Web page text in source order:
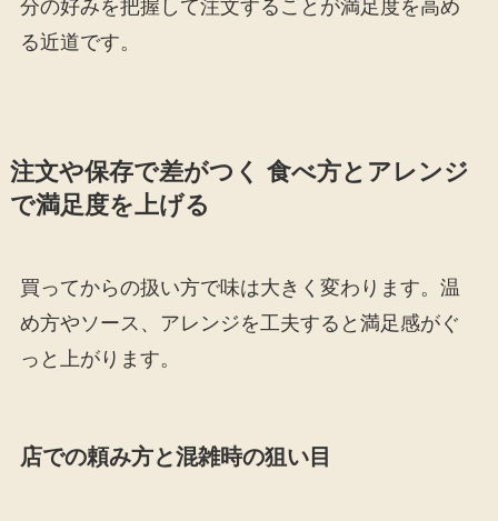
分の好みを把握して注文することが満足度を高め
る近道です。
注文や保存で差がつく 食べ方とアレンジ
で満足度を上げる
買ってからの扱い方で味は大きく変わります。温
め方やソース、アレンジを工夫すると満足感がぐ
っと上がります。
店での頼み方と混雑時の狙い目